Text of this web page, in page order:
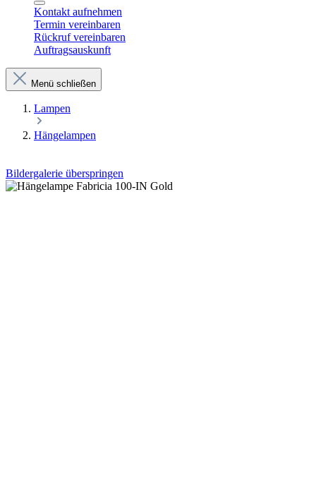
Kontakt aufnehmen
Termin vereinbaren
Rückruf vereinbaren
Auftragsauskunft
Menü schließen
Lampen
Hängelampen
Bildergalerie überspringen